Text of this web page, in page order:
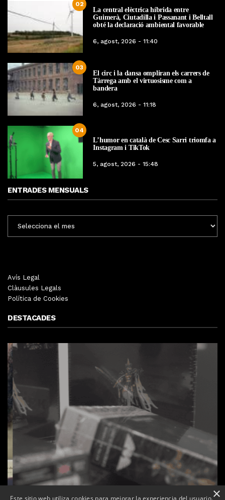
02
La central elèctrica híbrida entre
Guimerà, Ciutadilla i Passanant i Belltall
obté la declaració ambiental favorable
6, agost, 2026 - 11:40
03
El circ i la dansa ompliran els carrers de
Tàrrega amb el virtuosisme com a
bandera
6, agost, 2026 - 11:18
04
L’humor en català de Cesc Sarri triomfa a
Instagram i TikTok
5, agost, 2026 - 15:48
ENTRADES MENSUALS
MENSUALS
Avís Legal
Clàusules Legals
Política de Cookies
DESTACADES
×
Este sitio web utiliza cookies para mejorar la experiencia del usuario.